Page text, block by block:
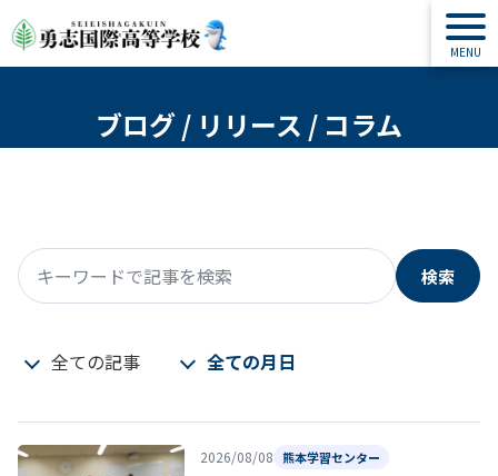
ブログ / リリース / コラム
キーワードで記事を検索
検索
全ての記事 全ての月日
2026/08/08 熊本学習センター